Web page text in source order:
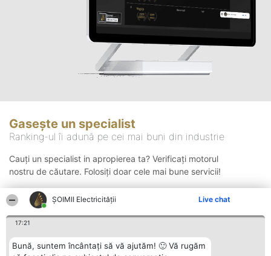
ȘOIMII Electricității Live chat
17:21
Bună, suntem încântați să vă ajutăm! 🙂 Vă rugăm
Gasește un specialist
Ranking-ul îi adună pe cei mai buni din industrie
Cauți un specialist in apropierea ta? Verificați motorul
nostru de căutare. Folosiți doar cele mai bune servicii!